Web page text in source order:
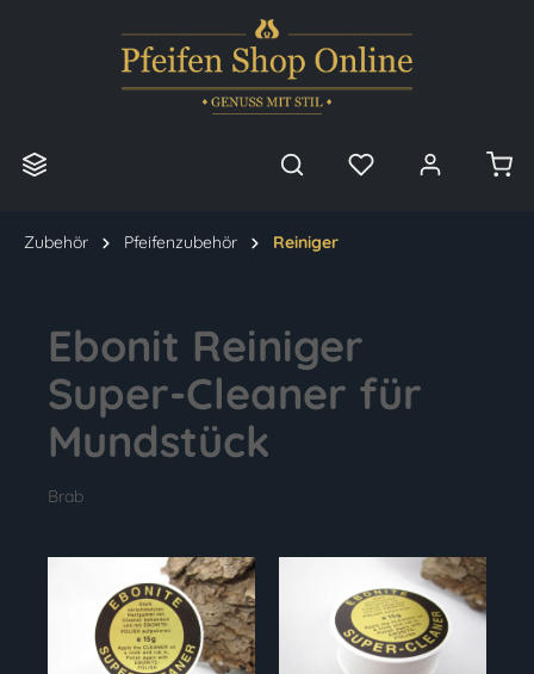
Zubehör Pfeifenzubehör Reiniger
Ebonit Reiniger
Super-Cleaner für
Mundstück
Brab